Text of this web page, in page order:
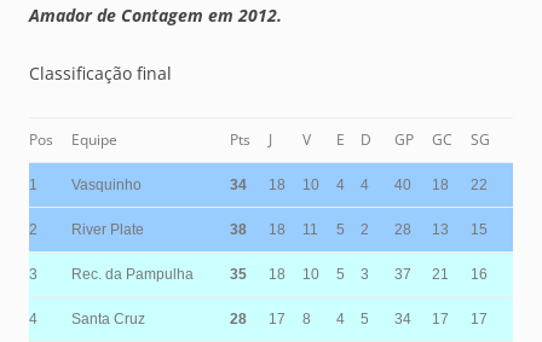
Amador de Contagem em 2012.
Classificação final
Pos Equipe Pts J V E D GP GC SG
1 Vasquinho 34 18 10 4 4 40 18 22
2 River Plate 38 18 11 5 2 28 13 15
3 Rec. da Pampulha 35 18 10 5 3 37 21 16
4 Santa Cruz 28 17 8 4 5 34 17 17